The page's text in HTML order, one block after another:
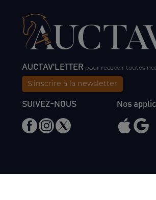
AUCTAV'LETTER pour recevoir toutes
S'inscrire à la newsletter
SUIVEZ-NOUS Nos